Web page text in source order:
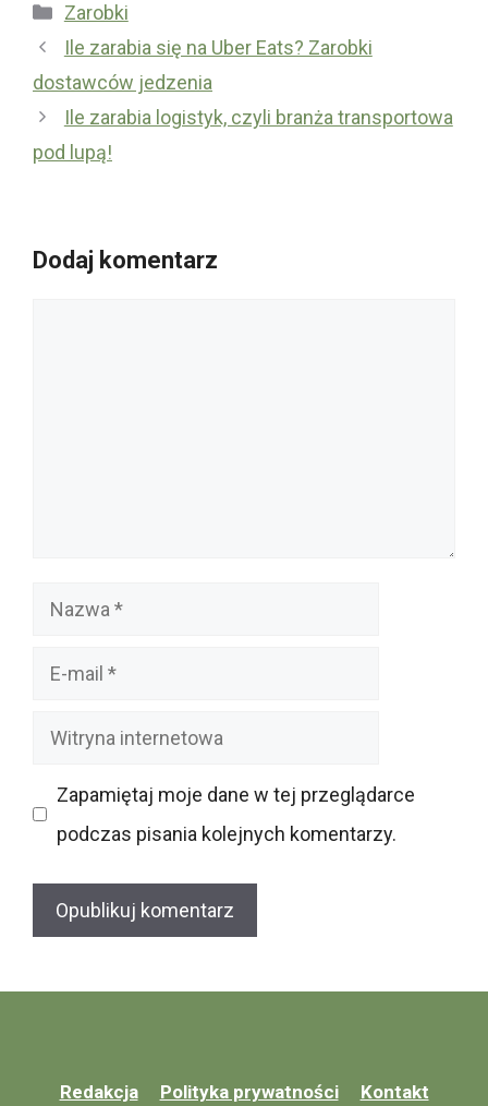
Kategorie
Zarobki
Ile zarabia się na Uber Eats? Zarobki
dostawców jedzenia
Ile zarabia logistyk, czyli branża transportowa
pod lupą!
Dodaj komentarz
Nazwa
Witryna
Zapamiętaj moje dane w tej przeglądarce
podczas pisania kolejnych komentarzy.
Redakcja Polityka prywatności Kontakt